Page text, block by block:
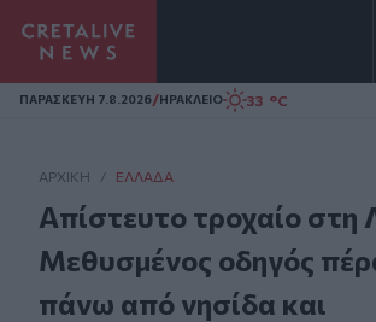
Homepage
ΠΑΡΑΣΚΕΥΗ 7.8.2026/ΗΡΑΚΛΕΙΟ 33 °C
ΑΡΧΙΚΗ / ΕΛΛΆΔΑ
Απίστευτο τροχαίο στη
Μεθυσμένος οδηγός
πάνω από νησίδα και